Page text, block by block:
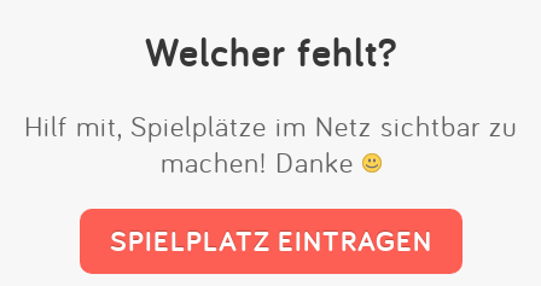
Welcher fehlt?
Hilf mit, Spielplätze im Netz sichtbar zu
machen! Danke
SPIELPLATZ EINTRAGEN